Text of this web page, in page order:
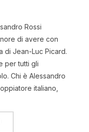
Rossi
di avere con
di Jean-Luc Picard.
per tutti gli
Chi è Alessandro
italiano,